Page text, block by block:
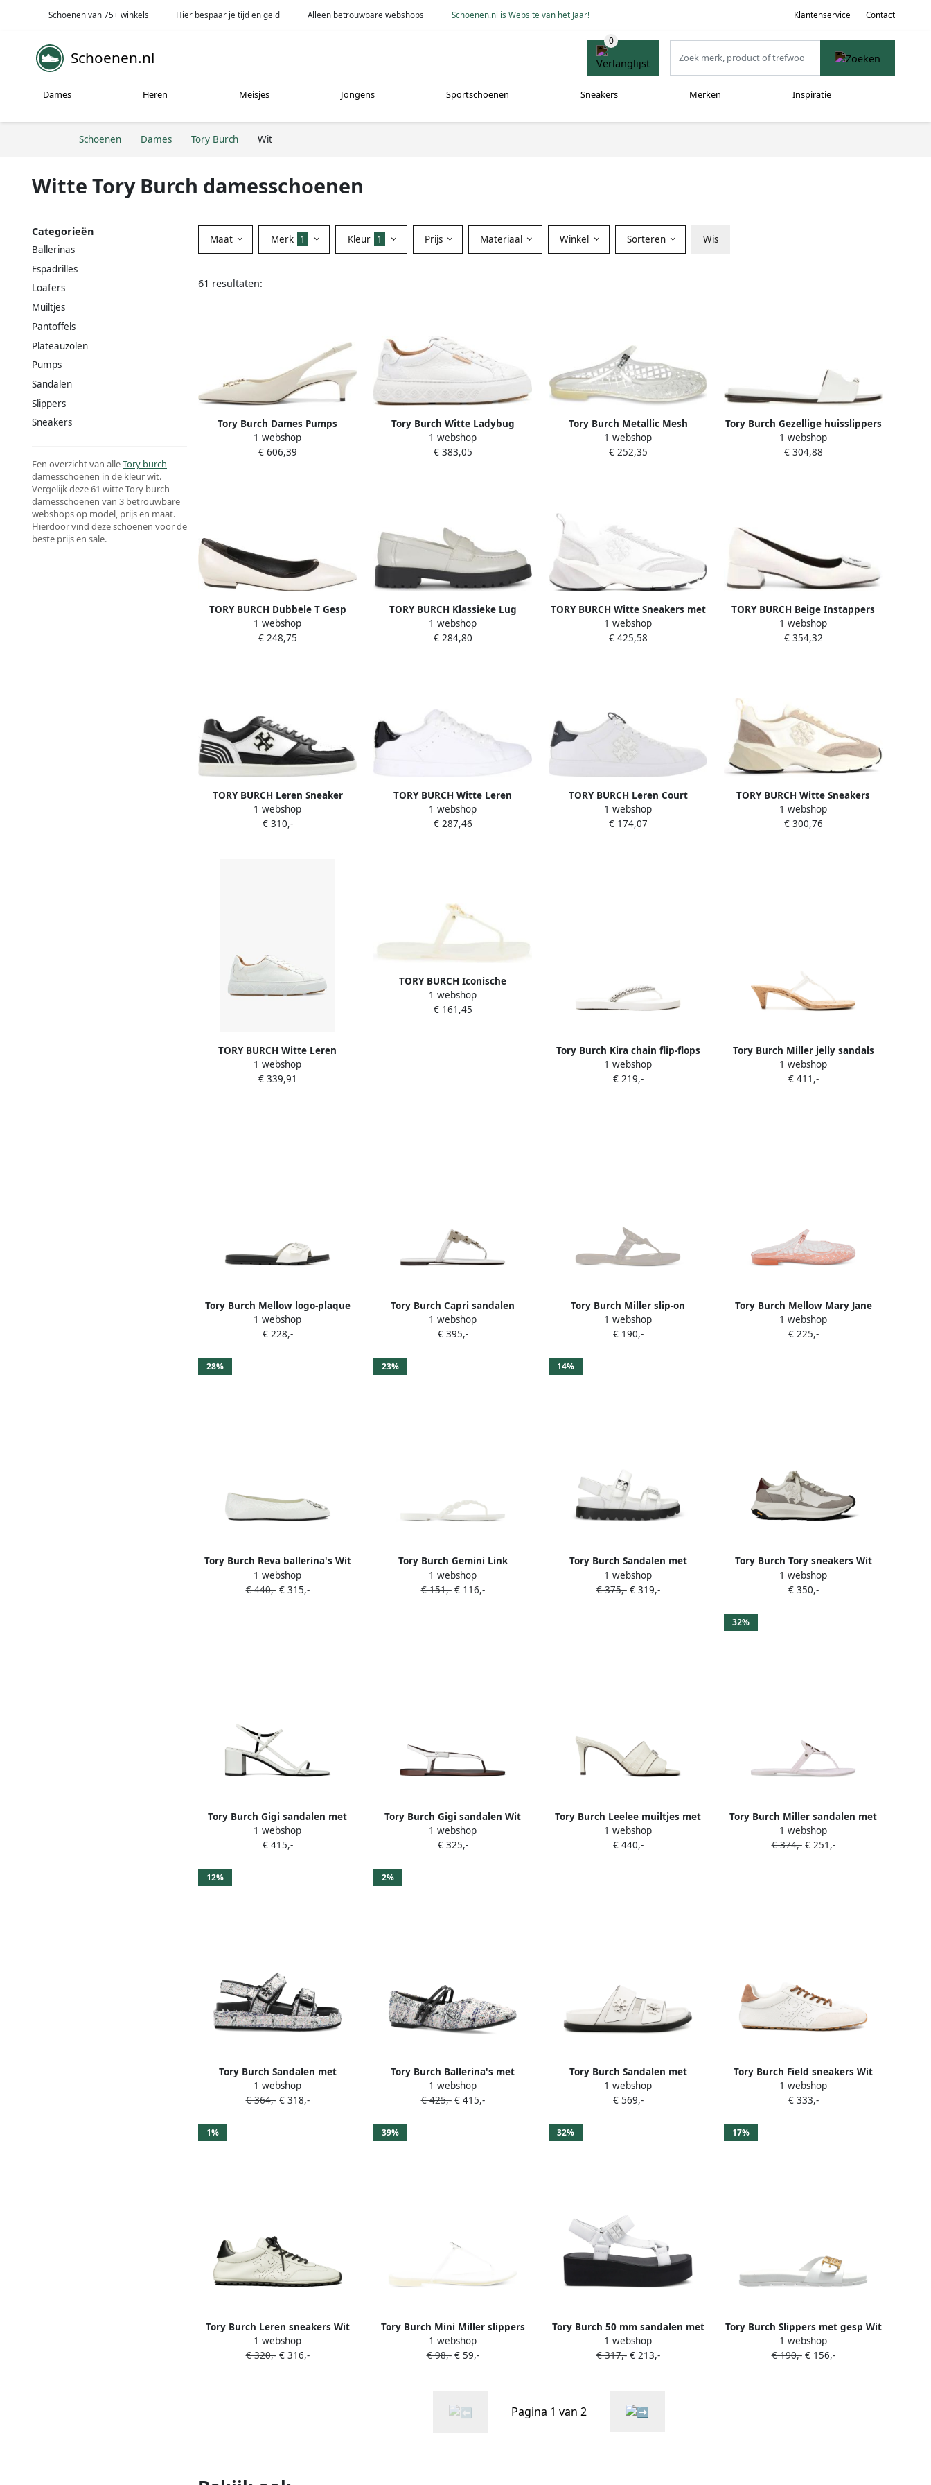
Schoenen van 75+ winkels Hier bespaar je tijd en geld Alleen betrouwbare webshops Schoenen.nl is Website van het Jaar! Klantenservice Contact
Schoenen.nl
Dames Heren Meisjes Jongens Sportschoenen Sneakers Merken Inspiratie
Schoenen Dames Tory Burch Wit
Witte Tory Burch damesschoenen
Categorieën
Ballerinas
Espadrilles
Loafers
Muiltjes
Pantoffels
Plateauzolen
Pumps
Sandalen
Slippers
Sneakers
Een overzicht van alleTory burch
damesschoenen in de kleur wit.
Vergelijk deze 61 witte Tory burch
damesschoenen van 3 betrouwbare
webshops op model, prijs en maat.
Hierdoor vind deze schoenen voor de
beste prijs en sale.
Maat Merk 1 Kleur 1 Prijs Materiaal Winkel Sorteren Wis
61 resultaten:
Tory Burch Dames Pumps
Schoenen Wit Ss26
1 webshop
€ 606,39
Tory Burch Witte Ladybug
Sneakers voor Vrouwen
1 webshop
€ 383,05
Tory Burch Metallic Mesh
Sandalen voor Vrouwen
1 webshop
€ 252,35
Tory Burch Gezellige huisslippers
voor vrouwen
1 webshop
€ 304,88
TORY BURCH Dubbele T Gesp
Puntige Neus Platte Schoenen
White Dames
1 webshop
€ 248,75
TORY BURCH Klassieke Lug
Loafer Platte Schoenen White
Dames
1 webshop
€ 284,80
TORY BURCH Witte Sneakers met
Kleurblok Ontwerp White Dames
1 webshop
€ 425,58
TORY BURCH Beige Instappers
met Halfhoge Hak Beige Dames
1 webshop
€ 354,32
TORY BURCH Leren Sneaker
Multicolor Dames
1 webshop
€ 310,-
TORY BURCH Witte Leren
Modieuze Sneakers voor Dames
White Dames
1 webshop
€ 287,46
TORY BURCH Leren Court
Sneakers Vetersluiting Platte
Zool White Dames
1 webshop
€ 174,07
TORY BURCH Witte Sneakers
metylon Suède en Leren
Bovenwerk White Dames
1 webshop
€ 300,76
TORY BURCH Witte Leren
Veterschoenen White Dames
1 webshop
€ 339,91
TORY BURCH Iconische
Goudkleurige Double T Rubberen
Slippers White Dames
1 webshop
€ 161,45
Tory Burch Kira chain flip-flops
Wit
1 webshop
€ 219,-
Tory Burch Miller jelly sandals
Wit
1 webshop
€ 411,-
Tory Burch Mellow logo-plaque
patent sandals Wit
1 webshop
€ 228,-
Tory Burch Capri sandalen
verfraaid met metaal Wit
1 webshop
€ 395,-
Tory Burch Miller slip-on
teenslippers Wit
1 webshop
€ 190,-
Tory Burch Mellow Mary Jane
Jelly sandalen Wit
1 webshop
€ 225,-
28%
Tory Burch Reva ballerina's Wit
1 webshop
€ 440,-€ 315,-
23%
Tory Burch Gemini Link
teenslippers Wit
1 webshop
€ 151,-€ 116,-
14%
Tory Burch Sandalen met
logodetail Wit
1 webshop
€ 375,-€ 319,-
Tory Burch Tory sneakers Wit
1 webshop
€ 350,-
Tory Burch Gigi sandalen met
hak Wit
1 webshop
€ 415,-
Tory Burch Gigi sandalen Wit
1 webshop
€ 325,-
Tory Burch Leelee muiltjes met
hak Wit
1 webshop
€ 440,-
32%
Tory Burch Miller sandalen met
uitgesneden details Wit
1 webshop
€ 374,-€ 251,-
12%
Tory Burch Sandalen met
logodetail en bandjes Wit
1 webshop
€ 364,-€ 318,-
2%
Tory Burch Ballerina's met
bandje Wit
1 webshop
€ 425,-€ 415,-
Tory Burch Sandalen met
draaislot Wit
1 webshop
€ 569,-
Tory Burch Field sneakers Wit
1 webshop
€ 333,-
1%
Tory Burch Leren sneakers Wit
1 webshop
€ 320,-€ 316,-
39%
Tory Burch Mini Miller slippers
Wit
1 webshop
€ 98,-€ 59,-
32%
Tory Burch 50 mm sandalen met
plateauzool Wit
1 webshop
€ 317,-€ 213,-
17%
Tory Burch Slippers met gesp Wit
1 webshop
€ 190,-€ 156,-
Pagina 1 van 2